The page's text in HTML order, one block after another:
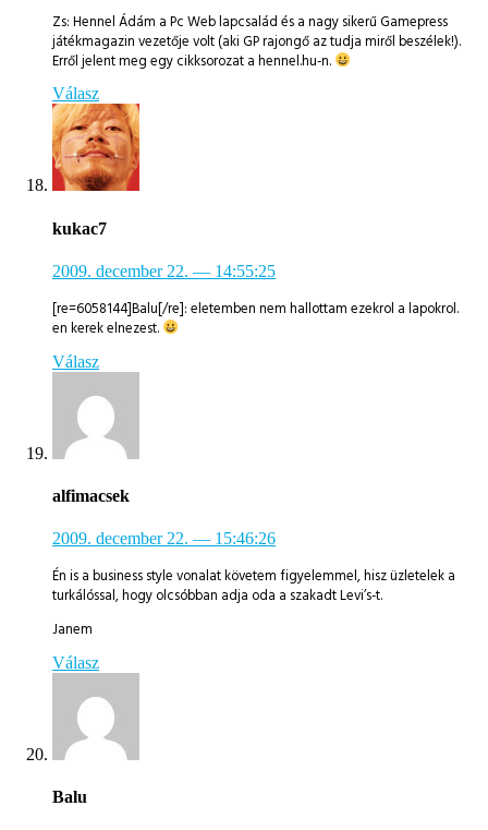
Zs: Hennel Ádám a Pc Web lapcsalád és a nagy sikerű Gamepress
játékmagazin vezetője volt (aki GP rajongő az tudja miről beszélek!).
Erről jelent meg egy cikksorozat a hennel.hu-n.
Válasz
kukac7
2009. december 22. — 14:55:25
[re=6058144]Balu[/re]: eletemben nem hallottam ezekrol a lapokrol.
en kerek elnezest.
Válasz
alfimacsek
2009. december 22. — 15:46:26
Én is a business style vonalat követem figyelemmel, hisz üzletelek a
turkálóssal, hogy olcsóbban adja oda a szakadt Levi’s-t.
Janem
Válasz
Balu